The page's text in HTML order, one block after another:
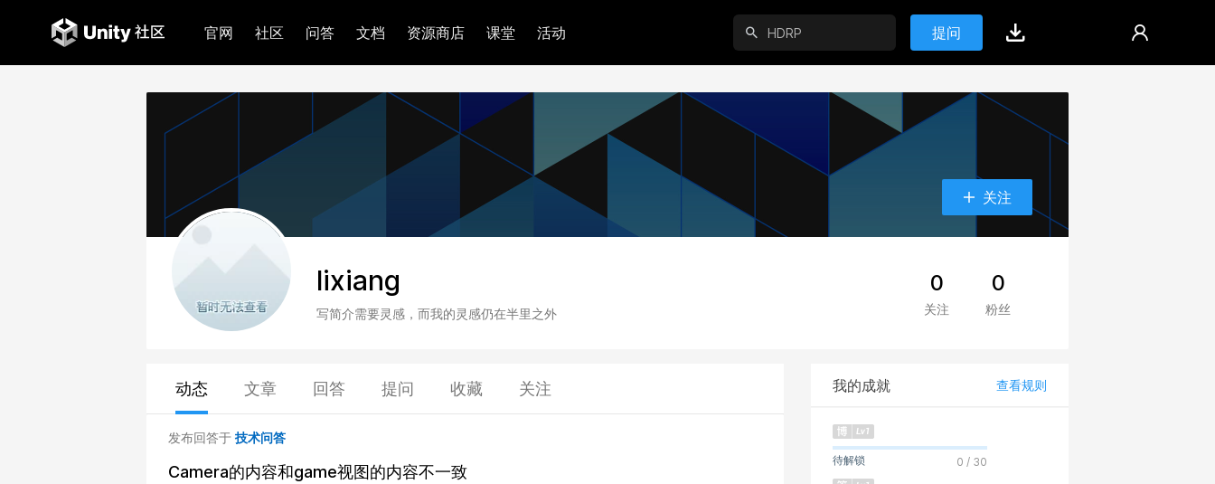
官网 社区 问答 文档 资源商店 课堂 活动 提问
关注
lixiang
写简介需要灵感，而我的灵感仍在半里之外
0
关注
0
粉丝
动态 文章 回答 提问 收藏 关注
发布回答于 技术问答
Camera的内容和game视图的内容不一致
我的成就 查看规则
待解锁 0 / 30